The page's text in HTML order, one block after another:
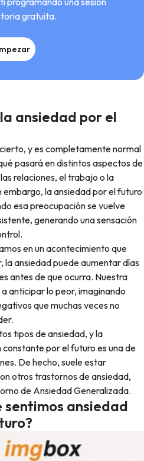
gratuita.
ansiedad por el
y es completamente normal
pasará en distintos aspectos de
relaciones, el trabajo o la
embargo, la ansiedad por el futuro
esa preocupación se vuelve
generando una sensación
en un acontecimiento que
la ansiedad puede aumentar días
antes de que ocurra. Nuestra
anticipar lo peor, imaginando
que muchas veces no
tipos de ansiedad, y la
por el futuro es una de
De hecho, suele estar
otros trastornos de ansiedad,
de Ansiedad Generalizada.
sentimos ansiedad